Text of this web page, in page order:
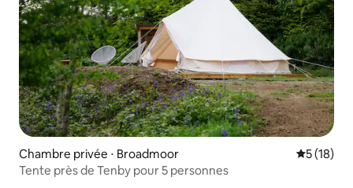
Chambre privée ⋅ Broadmoor
5 (18)
Tente près de Tenby pour 5 personnes